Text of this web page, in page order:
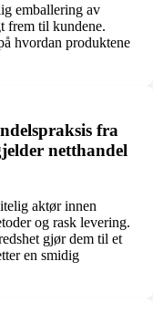
emballering av
frem til kundene.
hvordan produktene
fra
netthandel
aktør innen
og rask levering.
gjør dem til et
en smidig